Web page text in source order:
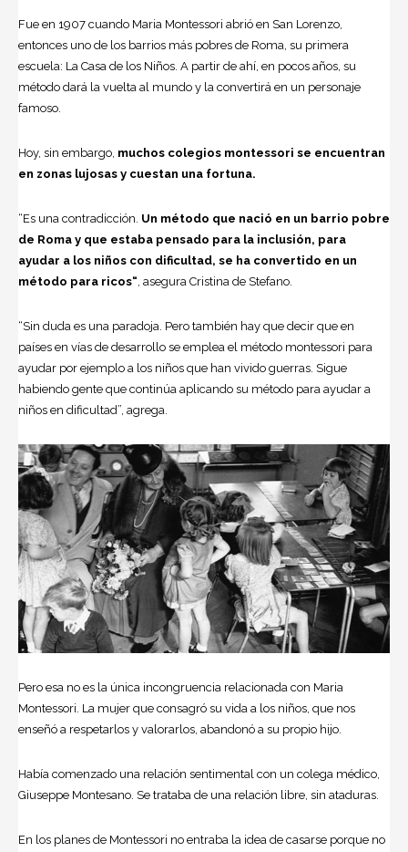
Fue en 1907 cuando Maria Montessori abrió en San Lorenzo,
entonces uno de los barrios más pobres de Roma, su primera
escuela: La Casa de los Niños. A partir de ahí, en pocos años, su
método dará la vuelta al mundo y la convertirá en un personaje
famoso.
Hoy, sin embargo, muchos colegios montessori se encuentran
en zonas lujosas y cuestan una fortuna.
“Es una contradicción. Un método que nació en un barrio pobre
de Roma y que estaba pensado para la inclusión, para
ayudar a los niños con dificultad, se ha convertido en un
método para ricos“ , asegura Cristina de Stefano.
“Sin duda es una paradoja. Pero también hay que decir que en
países en vías de desarrollo se emplea el método montessori para
ayudar por ejemplo a los niños que han vivido guerras. Sigue
habiendo gente que continúa aplicando su método para ayudar a
niños en dificultad”, agrega.
Pero esa no es la única incongruencia relacionada con Maria
Montessori. La mujer que consagró su vida a los niños, que nos
enseñó a respetarlos y valorarlos, abandonó a su propio hijo.
Había comenzado una relación sentimental con un colega médico,
Giuseppe Montesano. Se trataba de una relación libre, sin ataduras.
En los planes de Montessori no entraba la idea de casarse porque no